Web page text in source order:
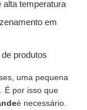
alta temperatura
em
produtos
uma pequena
É por isso que
é necessário.